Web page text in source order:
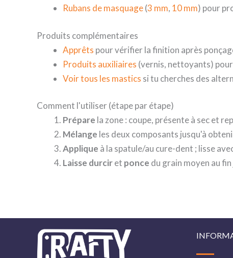
Rubans de masquage(3 mm, 10 mm) pour
Produits complémentaires
Apprêts pour vérifier la finition après
Produits auxiliaires (vernis, nettoyants)
Voir tous les mastics si tu cherches des
Comment l'utiliser (étape par étape)
Prépare la zone : coupe, présente à sec et
Mélange les deux composants jusqu'à
Applique à la spatule/au cure-dent ; lisse
Laisse durciret ponce du grain moyen au